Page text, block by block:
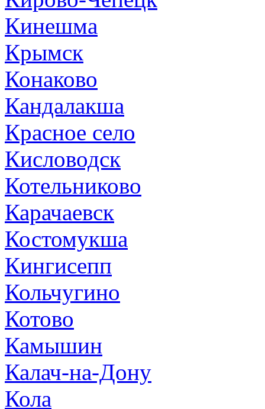
Кинешма
Крымск
Конаково
Кандалакша
Красное село
Кисловодск
Котельниково
Карачаевск
Костомукша
Кингисепп
Кольчугино
Котово
Камышин
Калач-на-Дону
Кола